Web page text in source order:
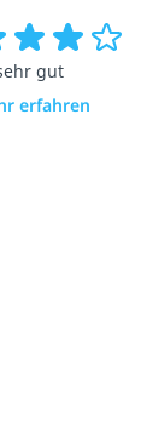
gut
erfahren